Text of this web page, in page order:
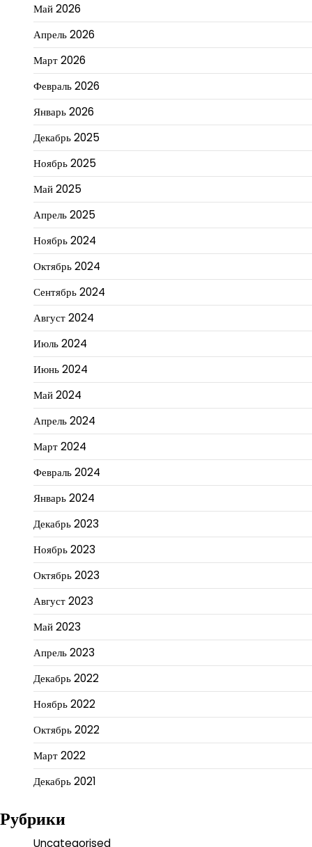
Май 2026
Апрель 2026
Март 2026
Февраль 2026
Январь 2026
Декабрь 2025
Ноябрь 2025
Май 2025
Апрель 2025
Ноябрь 2024
Октябрь 2024
Сентябрь 2024
Август 2024
Июль 2024
Июнь 2024
Май 2024
Апрель 2024
Март 2024
Февраль 2024
Январь 2024
Декабрь 2023
Ноябрь 2023
Октябрь 2023
Август 2023
Май 2023
Апрель 2023
Декабрь 2022
Ноябрь 2022
Октябрь 2022
Март 2022
Декабрь 2021
Рубрики
Uncategorised